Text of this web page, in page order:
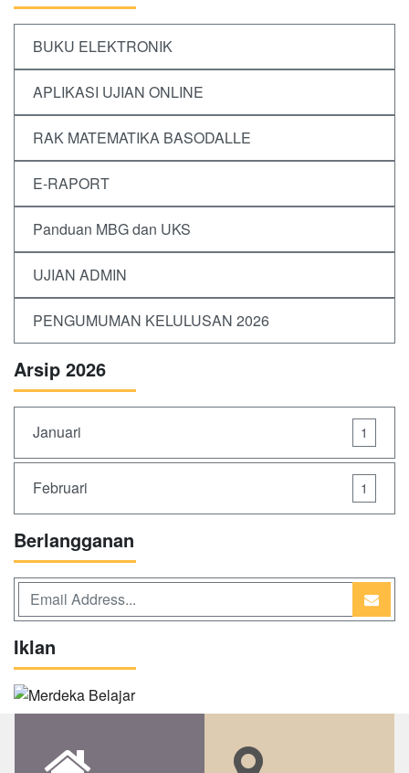
BUKU ELEKTRONIK
APLIKASI UJIAN ONLINE
RAK MATEMATIKA BASODALLE
E-RAPORT
Panduan MBG dan UKS
UJIAN ADMIN
PENGUMUMAN KELULUSAN 2026
Arsip 2026
Januari 1
Februari 1
Berlangganan
Iklan